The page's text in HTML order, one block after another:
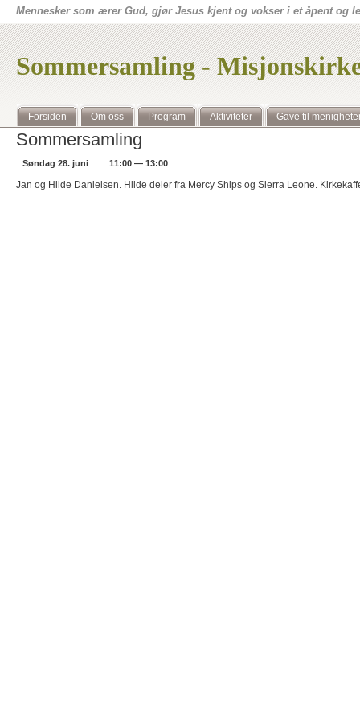
Mennesker som ærer Gud, gjør Jesus kjent og vokser i et åpent og
Sommersamling -
Forsiden Om oss Program Aktiviteter Gave til
Sommersamling
Søndag 28. juni 11:00 — 13:00
Jan og Hilde Danielsen. Hilde deler fra Mercy Ships og Sierra Leone.